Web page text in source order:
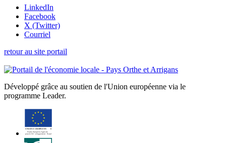
LinkedIn
Facebook
X (Twitter)
Courriel
retour au site portail
Développé grâce au soutien de l'Union européenne via le
programme Leader.